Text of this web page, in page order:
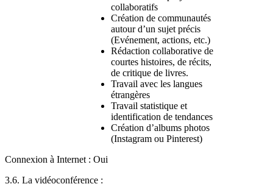
collaboratifs
Création de communautés
autour d’un sujet précis
(Evénement, actions, etc.)
Rédaction collaborative de
courtes histoires, de récits,
de critique de livres.
Travail avec les langues
étrangères
Travail statistique et
identification de tendances
Création d’albums photos
(Instagram ou Pinterest)
Connexion à Internet : Oui
3.6. La vidéoconférence :